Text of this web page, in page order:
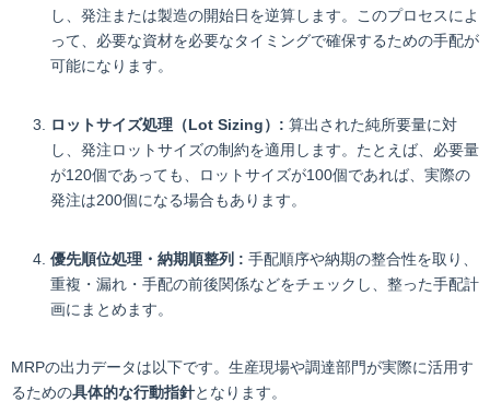
し、発注または製造の開始日を逆算します。このプロセスによ
って、必要な資材を必要なタイミングで確保するための手配が
可能になります。
ロットサイズ処理（Lot Sizing）: 算出された純所要量に対
し、発注ロットサイズの制約を適用します。たとえば、必要量
が120個であっても、ロットサイズが100個であれば、実際の
発注は200個になる場合もあります。
優先順位処理・納期順整列 : 手配順序や納期の整合性を取り、
重複・漏れ・手配の前後関係などをチェックし、整った手配計
画にまとめます。
MRPの出力データは以下です。生産現場や調達部門が実際に活用す
るための具体的な行動指針となります。